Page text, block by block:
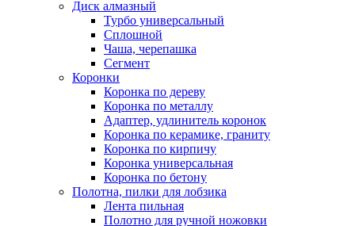
Диск алмазный
Турбо универсальный
Сплошной
Чаша, черепашка
Сегмент
Коронки
Коронка по дереву
Коронка по металлу
Адаптер, удлинитель коронок
Коронка по керамике, граниту
Коронка по кирпичу
Коронка универсальная
Коронка по бетону
Полотна, пилки для лобзика
Лента пильная
Полотно для ручной ножовки